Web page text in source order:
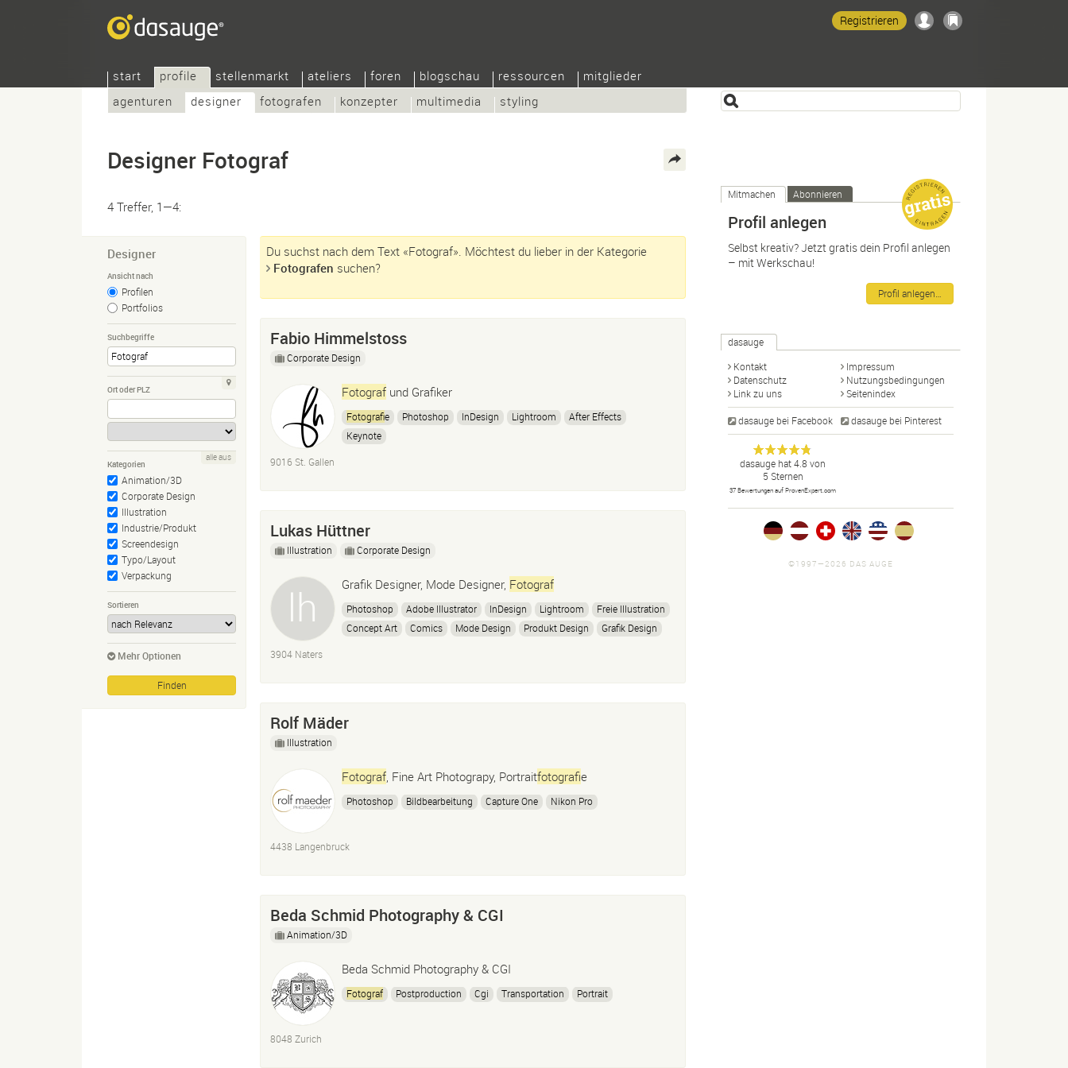
start
profile
agenturen
designer fotografen konzepter multimedia styling
stellenmarkt ateliers foren blogschau ressourcen mitglieder
Registrieren
Designer Fotograf
4 Treffer, 1—4:
Designer
Ansicht nach
Profilen
Portfolios
Suchbegriffe
Ort oder PLZ
Kategorien
Animation/3D
Corporate Design
Illustration
Industrie/Produkt
Screendesign
Typo/Layout
Verpackung
alle aus
Sortieren
Mehr Optionen
Du suchst nach dem Text «Fotograf». Möchtest du lieber in der Kategorie
Fotografen suchen?
Fabio Himmelstoss
Corporate Design
Fotograf und Grafiker
Fotografie Photoshop InDesign Lightroom
After Effects
Keynote
9016 St. Gallen
Lukas Hüttner
Illustration Corporate Design
Grafik Designer, Mode Designer, Fotograf
Photoshop Adobe Illustrator InDesign Lightroom
Freie Illustration
Concept Art
Comics Mode Design Produkt Design
Grafik Design
3904 Naters
Rolf Mäder
Illustration
Fotograf, Fine Art Photograpy, Portraitfotografie
Photoshop Bildbearbeitung Capture One Nikon Pro
4438 Langenbruck
Beda Schmid Photography & CGI
Animation/3D
Beda Schmid Photography & CGI
Fotograf Postproduction Cgi Transportation Portrait
8048 Zurich
Mitmachen Abonnieren
Profil anlegen
Selbst kreativ? Jetzt gratis dein Profil anlegen
– mit Werkschau!
Profil anlegen…
dasauge
Kontakt
Impressum
Datenschutz
Nutzungsbedingungen
Link zu uns
Seitenindex
dasauge bei Facebook dasauge bei Pinterest
dasauge
Designer,
Fotografen,
Agenturen,
Portfolios
und Jobs.
Anonym
dasauge hat4.8 von
5 Sternen
37 Bewertungen auf ProvenExpert.com
©1997—2026 DAS AUGE